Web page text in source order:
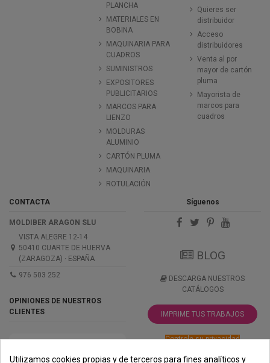
PLANCHA
MATERIALES EN
BOBINA
MAQUINARIA PARA
CUADROS
SUMINISTROS
EXPOSITORES
PUBLICITARIOS
MARCOS PARA
LIENZO
MOLDURAS
ALUMINIO
CARTÓN PLUMA
MAQUINARIA
ROTULACIÓN
Quieres ser
distribuidor
Acceso
distribuidores
Venta al por
mayor de cartón
pluma
Mayorista de
marcos para
cuadros
CONTACTA
MOLDIBER ARAGON SLU
VISTA ALEGRE 12-14
50410 CUARTE DE HUERVA
(ZARAGOZA) · ESPAÑA
976 503 252
OPINIONES DE NUESTROS
CLIENTES
Síguenos
BLOG
DESCARGA NUESTROS
CATÁLOGOS
IMPRIME TUS TRABAJOS
Controle su privacidad
Utilizamos cookies propias y de terceros para fines analíticos y